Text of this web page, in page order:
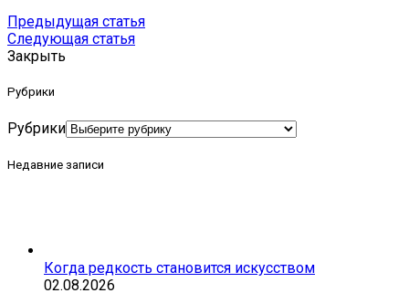
Предыдущая статья
Следующая статья
Закрыть
Рубрики
Рубрики
Недавние записи
Когда редкость становится искусством
02.08.2026